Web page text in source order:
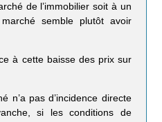
de l’immobilier soit à un
semble plutôt avoir
à cette baisse des prix sur
n’a pas d’incidence directe
si les conditions de